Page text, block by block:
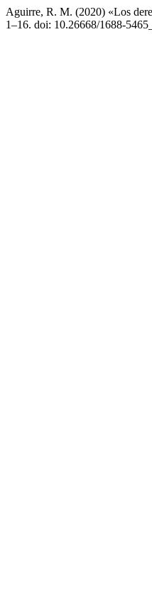
Aguirre, R. M. (2020) «Los
1–16. doi: 10.26668/1688-